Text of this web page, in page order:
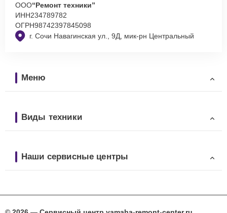
г. Сочи Навагинская ул., 9Д, мик-рн Центральный
ООО“Ремонт техники”
ИНН234789782
ОГРН98742397845098
Меню
Виды техники
Наши сервисные центры